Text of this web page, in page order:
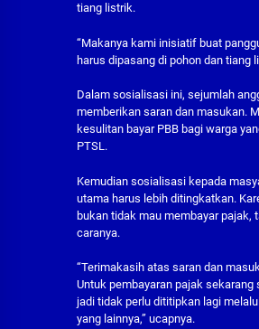
tiang listrik.
“Makanya kami inisiatif buat
harus dipasang di pohon dan tiang
Dalam sosialisasi ini, sejumlah
memberikan saran dan masukan.
kesulitan bayar PBB bagi warga
PTSL.
Kemudian sosialisasi kepada
utama harus lebih ditingkatkan.
bukan tidak mau membayar pajak,
caranya.
“Terimakasih atas saran dan
Untuk pembayaran pajak sekarang
jadi tidak perlu dititipkan lagi
yang lainnya,” ucapnya.